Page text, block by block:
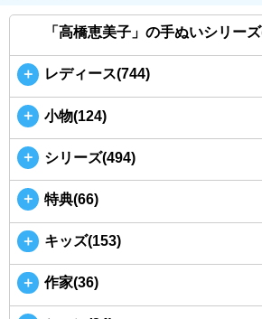
「高橋恵美子」の手ぬいシリー
＋ レディース(744)
＋ 小物(124)
＋ シリーズ(494)
＋ 特典(66)
＋ キッズ(153)
＋ 作家(36)